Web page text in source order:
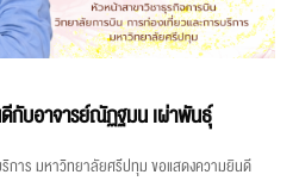
กับอาจารย์ณัฏฐมน เผ่าพันธุ์
การ มหาวิทยาลัยศรีปทุม ขอแสดงความยินดี